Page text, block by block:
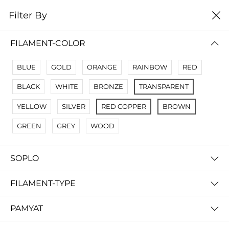
0
No Results
Not Found Filters1
Not Found Filters2
Filter By
FILAMENT-COLOR
BLUE GOLD ORANGE RAINBOW RED
BLACK WHITE BRONZE TRANSPARENT
YELLOW SILVER RED COPPER BROWN
GREEN GREY WOOD
SOPLO
FILAMENT-TYPE
PAMYAT